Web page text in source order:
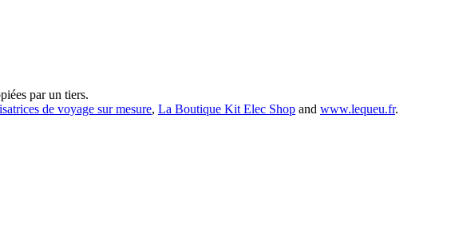
par un tiers.
de voyage sur mesure, La Boutique Kit Elec Shop and www.lequeu.fr.